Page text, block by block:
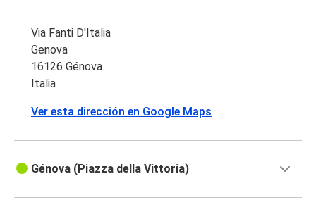
Via Fanti D'Italia
Genova
16126 Génova
Italia
Ver esta dirección en Google Maps
Génova (Piazza della Vittoria)